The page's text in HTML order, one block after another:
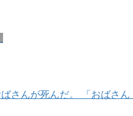
んが死んだ。 「おばさ